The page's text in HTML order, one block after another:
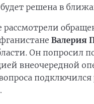
решена в
Валерия
Он попросил
внеочередной
подключился